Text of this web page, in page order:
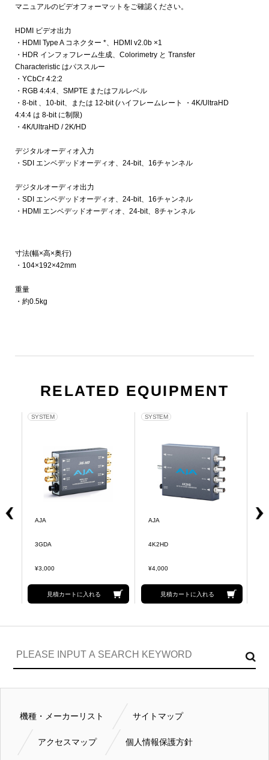
マニュアルのビデオフォーマットをご確認ください。
HDMI ビデオ出力
・HDMI Type A コネクター *、HDMI v2.0b ×1
・HDR インフォフレーム生成、Colorimetry と Transfer
Characteristic はパススルー
・YCbCr 4:2:2
・RGB 4:4:4、SMPTE またはフルレベル
・8-bit 、10-bit、または 12-bit (ハイフレームレート ・4K/UltraHD
4:4:4 は 8-bit に制限)
・4K/UltraHD / 2K/HD
デジタルオーディオ入力
・SDI エンベデッドオーディオ、24-bit、16チャンネル
デジタルオーディオ出力
・SDI エンベデッドオーディオ、24-bit、16チャンネル
・HDMI エンベデッドオーディオ、24-bit、8チャンネル
寸法(幅×高×奥行)
・104×192×42mm
重量
・約0.5kg
RELATED EQUIPMENT
SYSTEM
AJA
3GDA
¥3,000
見積カートに入れる
SYSTEM
AJA
4K2HD
¥4,000
見積カートに入れる
機種・メーカーリスト サイトマップ
アクセスマップ 個人情報保護方針